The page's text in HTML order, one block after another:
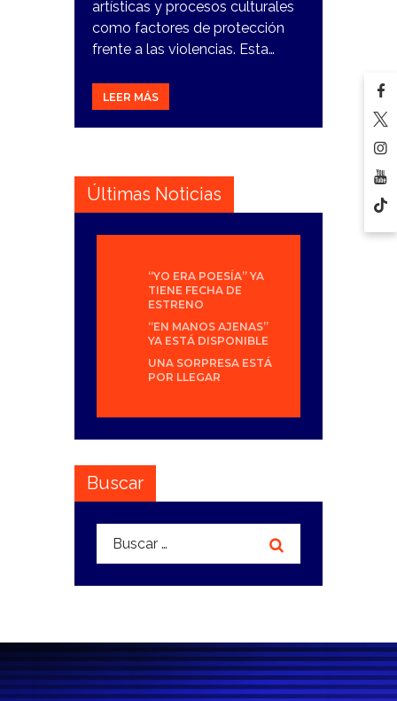
artísticas y procesos culturales
como factores de protección
frente a las violencias. Esta…
LEER MÁS
Últimas Noticias
“YO ERA POESÍA” YA
TIENE FECHA DE
ESTRENO
“EN MANOS AJENAS”
YA ESTÁ DISPONIBLE
UNA SORPRESA ESTÁ
POR LLEGAR
Buscar
Buscar: